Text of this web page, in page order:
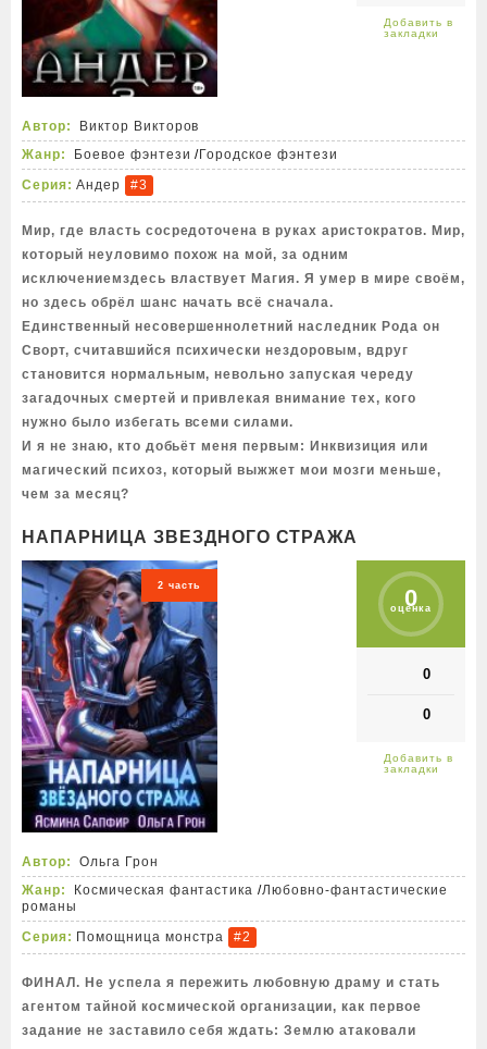
Автор:
Виктор Викторов
Жанр:
Боевое фэнтези /Городское фэнтези
Серия: Андер #3
Мир, где власть сосредоточена в руках аристократов. Мир,
который неуловимо похож на мой, за одним
исключениемздесь властвует Магия. Я умер в мире своём,
но здесь обрёл шанс начать всё сначала.
Единственный несовершеннолетний наследник Рода он
Сворт, считавшийся психически нездоровым, вдруг
становится нормальным, невольно запуская череду
загадочных смертей и привлекая внимание тех, кого
нужно было избегать всеми силами.
И я не знаю, кто добьёт меня первым: Инквизиция или
магический психоз, который выжжет мои мозги меньше,
чем за месяц?
НАПАРНИЦА ЗВЕЗДНОГО СТРАЖА
2 часть 0
оценка
0
0
Автор:
Ольга Грон
Жанр:
Космическая фантастика /Любовно-фантастические
романы
Серия: Помощница монстра #2
ФИНАЛ. Не успела я пережить любовную драму и стать
агентом тайной космической организации, как первое
задание не заставило себя ждать: Землю атаковали